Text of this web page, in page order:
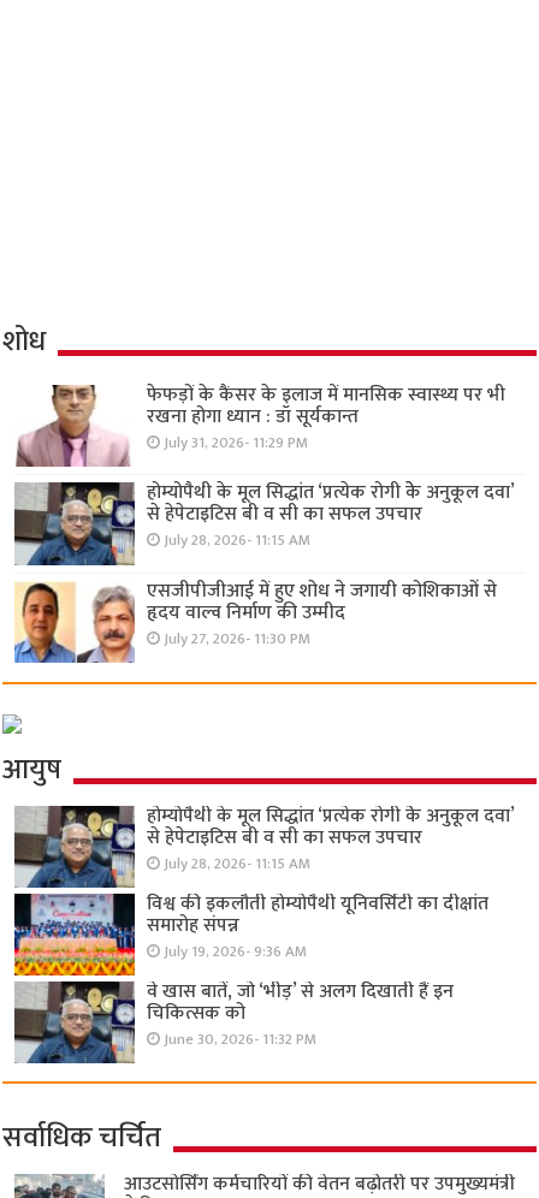
शोध
फेफड़ों के कैंसर के इलाज में मानसिक स्वास्थ्य पर भी
रखना होगा ध्यान : डॉ सूर्यकान्त
July 31, 2026- 11:29 PM
होम्योपैथी के मूल सिद्धांत ‘प्रत्येक रोगी केे अनुकूल दवा’
से हेपेटाइटिस बी व सी का सफल उपचार
July 28, 2026- 11:15 AM
एसजीपीजीआई में हुए शोध ने जगायी कोशिकाओं से
हृदय वाल्व निर्माण की उम्मीद
July 27, 2026- 11:30 PM
आयुष
होम्योपैथी के मूल सिद्धांत ‘प्रत्येक रोगी केे अनुकूल दवा’
से हेपेटाइटिस बी व सी का सफल उपचार
July 28, 2026- 11:15 AM
विश्व की इकलौती होम्योपैथी यूनिवर्सिटी का दीक्षांत
समारोह संपन्न
July 19, 2026- 9:36 AM
वे खास बातें, जो ‘भीड़’ से अलग दिखाती हैं इन
चिकित्सक को
June 30, 2026- 11:32 PM
सर्वाधिक चर्चित
आउटसोर्सिंग कर्मचारियों की वेतन बढ़ोतरी पर उपमुख्यमंत्री